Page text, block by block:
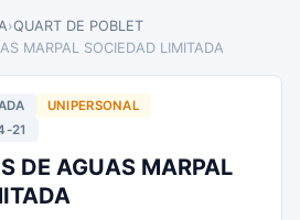
›QUART DE POBLET
MARPAL SOCIEDAD LIMITADA
UNIPERSONAL
21
DE AGUAS MARPAL